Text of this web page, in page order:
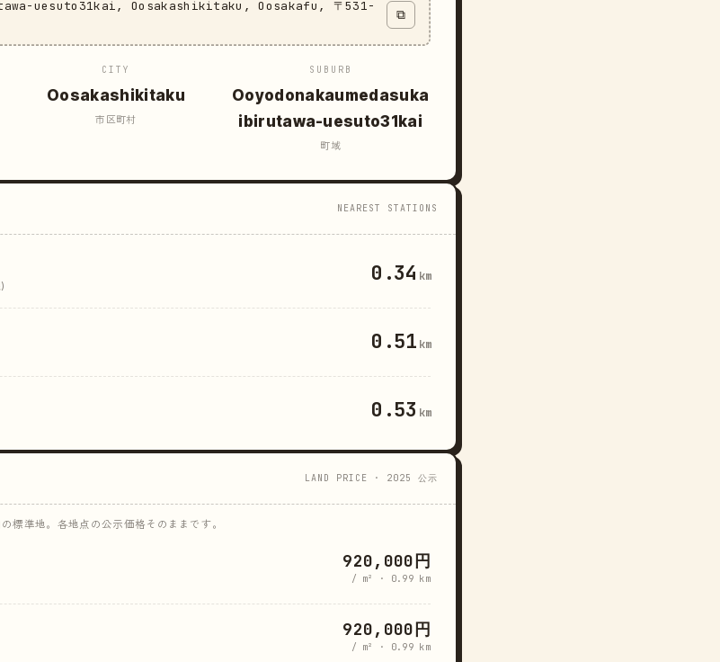
uesuto31kai, Oosakashikitaku, Oosakafu, 〒531-
⧉
CITY
Oosakashikitaku
市区町村
SUBURB
Ooyodonakaumedasuka
ibirutawa-uesuto31kai
町域
NEAREST STATIONS
0.34 km
0.51 km
0.53 km
LAND PRICE · 2025 公示
標準地。各地点の公示価格そのままです。
920,000円
/ m² · 0.99 km
920,000円
/ m² · 0.99 km